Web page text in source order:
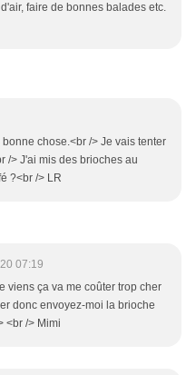
faire de bonnes balades etc.
bonne chose.<br /> Je vais tenter
/> J'ai mis des brioches au
?<br /> LR
07:19
viens ça va me coûter trop cher
donc envoyez-moi la brioche
<br /> Mimi